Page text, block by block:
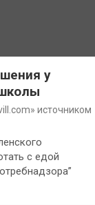
у
источником
с едой